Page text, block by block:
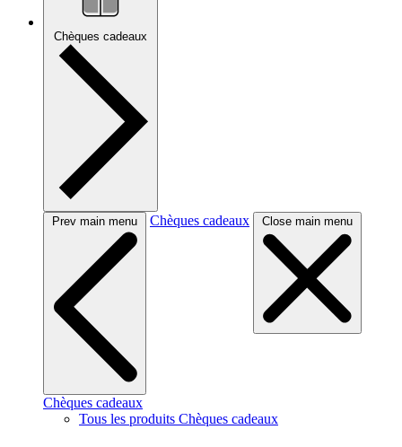
Chèques cadeaux
Prev main menu Chèques cadeaux Close main menu
Chèques cadeaux
Tous les produits Chèques cadeaux